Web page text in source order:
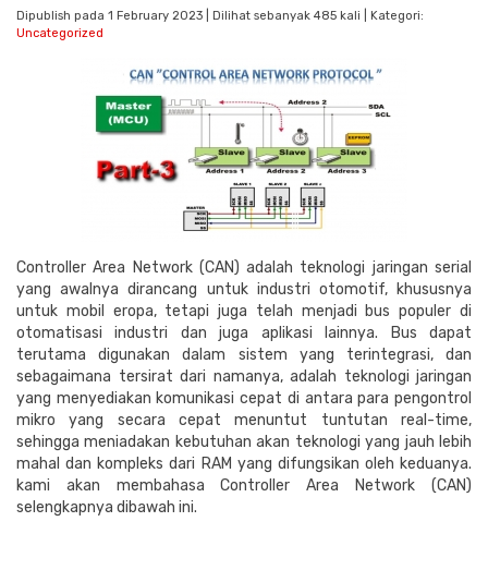
Dipublish pada 1 February 2023 | Dilihat sebanyak 485 kali | Kategori:
Uncategorized
Controller Area Network (CAN) adalah teknologi jaringan serial
yang awalnya dirancang untuk industri otomotif, khususnya
untuk mobil eropa, tetapi juga telah menjadi bus populer di
otomatisasi industri dan juga aplikasi lainnya. Bus dapat
terutama digunakan dalam sistem yang terintegrasi, dan
sebagaimana tersirat dari namanya, adalah teknologi jaringan
yang menyediakan komunikasi cepat di antara para pengontrol
mikro yang secara cepat menuntut tuntutan real-time,
sehingga meniadakan kebutuhan akan teknologi yang jauh lebih
mahal dan kompleks dari RAM yang difungsikan oleh keduanya.
kami akan membahasa Controller Area Network (CAN)
selengkapnya dibawah ini.